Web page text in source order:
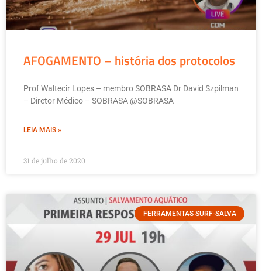
AFOGAMENTO – história dos protocolos
Prof Waltecir Lopes – membro SOBRASA Dr David Szpilman
– Diretor Médico – SOBRASA @SOBRASA
LEIA MAIS »
31 de julho de 2020
FERRAMENTAS SURF-SALVA